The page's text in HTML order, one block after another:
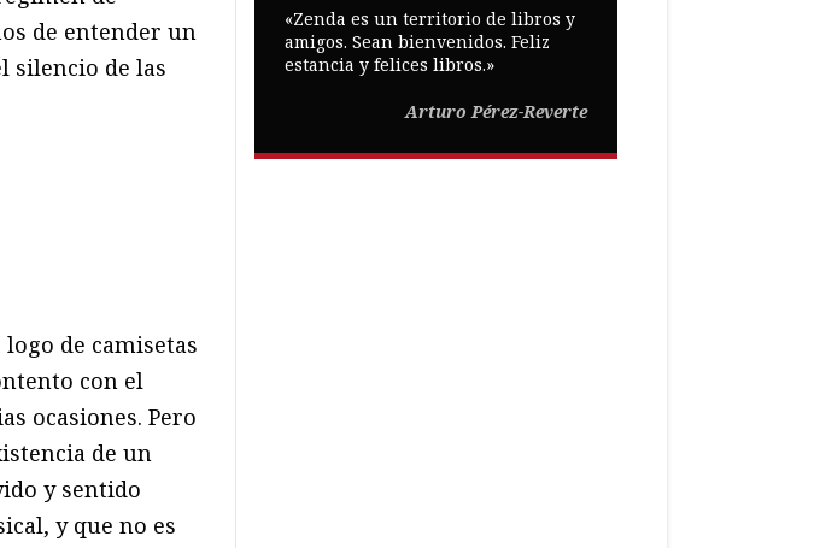
de entender un
silencio de las
de camisetas
con el
ocasiones. Pero
de un
y sentido
y que no es
«Zenda es un territorio de libros y
amigos. Sean bienvenidos. Feliz
estancia y felices libros.»
Arturo Pérez-Reverte